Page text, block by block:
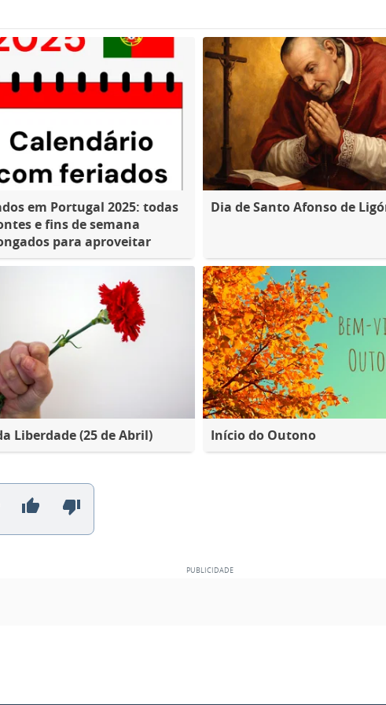
em Portugal 2025: todas
e fins de semana
para aproveitar
Dia de Santo Afonso de
Liberdade (25 de Abril) Início do Outono